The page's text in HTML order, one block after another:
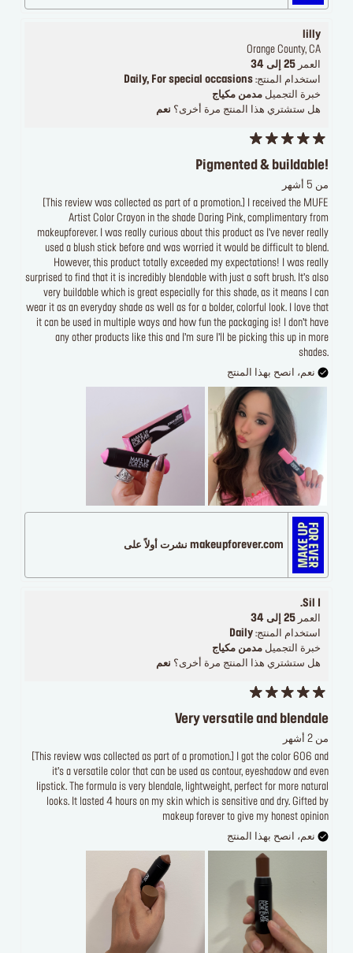
lilly
Orange County, CA
العمر 25 إلى 34
استخدام المنتج: Daily, For special occasions
خبرة التجميل مدمن مكياج
هل ستشتري هذا المنتج مرة أخرى؟ نعم
Pigmented & buildable!
من 5 أشهر
[This review was collected as part of a promotion.] I received the MUFE
Artist Color Crayon in the shade Daring Pink, complimentary from
makeupforever. I was really curious about this product as I’ve never really
used a blush stick before and was worried it would be difficult to blend.
However, this product totally exceeded my expectations! I was really
surprised to find that it is incredibly blendable with just a soft brush. It’s also
very buildable which is great especially for this shade, as it means I can
wear it as an everyday shade as well as for a bolder, colorful look. I love that
it can be used in multiple ways and how fun the packaging is! I don’t have
any other products like this and I’m sure I’ll be picking this up in more
shades.
نعم، انصح بهذا المنتج
makeupforever.com نشرت أولاً على
Sil I.
العمر 25 إلى 34
استخدام المنتج: Daily
خبرة التجميل مدمن مكياج
هل ستشتري هذا المنتج مرة أخرى؟ نعم
Very versatile and blendale
من 2 أشهر
[This review was collected as part of a promotion.] I got the color 606 and
it’s a versatile color that can be used as contour, eyeshadow and even
lipstick. The formula is very blendale, lightweight, perfect for more natural
looks. It lasted 4 hours on my skin which is sensitive and dry. Gifted by
makeup forever to give my honest opinion
نعم، انصح بهذا المنتج